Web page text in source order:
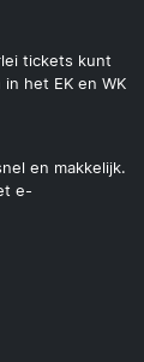
tickets kunt
het EK en WK
en makkelijk.
e-